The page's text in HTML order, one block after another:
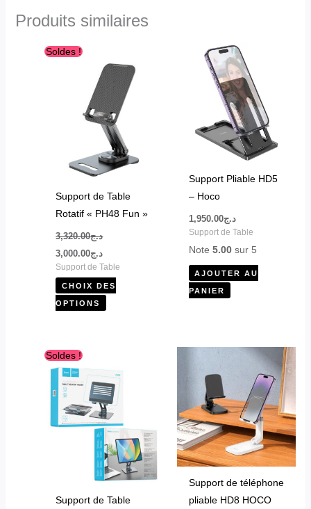
Produits similaires
Soldes !
Support de Table
Rotatif « PH48 Fun »
د.ج3,320.00
Le
prix
د.ج3,320.00.
د.ج3,000.00
actuel
est :
Support de Table
CHOIX DES
OPTIONS
produit
a
plusieurs
variations.
Les
options
peuvent
du
produit
Support Pliable HD5
– Hoco
د.ج1,950.00
Support de Table
Note 5.00sur 5
AJOUTER AU
PANIER
Soldes !
Support de Table
Le
prix
initial
était :
د.ج4,500.00.
actuel
est :
Support de téléphone
pliable HD8 HOCO
Ce
produit
plusieurs
variations.
Les
options
peuvent
être